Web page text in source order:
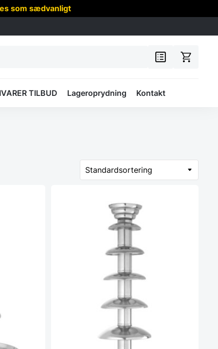
som sædvanligt
TILBUD Lageroprydning Kontakt